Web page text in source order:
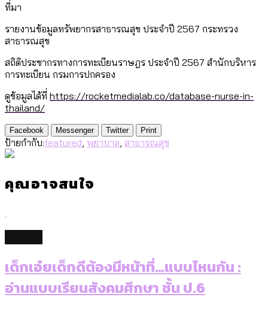
ที่มา
รายงานข้อมูลทรัพยากรสาธารณสุข ประจำปี 2567 กระทรวง
สาธารณสุข
สถิติประชากรทางการทะเบียนราษฎร ประจำปี 2567 สำนักบริหาร
การทะเบียน กรมการปกครอง
ดูข้อมูลได้ที่ https://rocketmedialab.co/database-nurse-in-
thailand/
Facebook Messenger Twitter Print
ป้ายกำกับ:featured พยาบาล สาธารณสุข
คุณอาจสนใจ
เด็กเอ๋ยเด็กดีต้องมีหน้าที่…แบบไหนกัน :
อ่านแบบเรียนสังคมศึกษา ชั้น ป.6